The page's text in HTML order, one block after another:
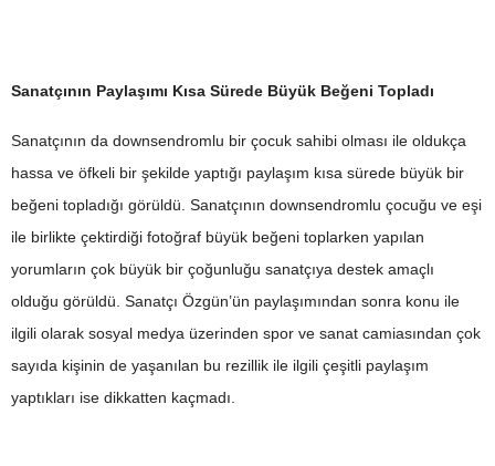
Sanatçının Paylaşımı Kısa Sürede Büyük Beğeni Topladı
Sanatçının da downsendromlu bir çocuk sahibi olması ile oldukça
hassa ve öfkeli bir şekilde yaptığı paylaşım kısa sürede büyük bir
beğeni topladığı görüldü. Sanatçının downsendromlu çocuğu ve eşi
ile birlikte çektirdiği fotoğraf büyük beğeni toplarken yapılan
yorumların çok büyük bir çoğunluğu sanatçıya destek amaçlı
olduğu görüldü. Sanatçı Özgün’ün paylaşımından sonra konu ile
ilgili olarak sosyal medya üzerinden spor ve sanat camiasından çok
sayıda kişinin de yaşanılan bu rezillik ile ilgili çeşitli paylaşım
yaptıkları ise dikkatten kaçmadı.